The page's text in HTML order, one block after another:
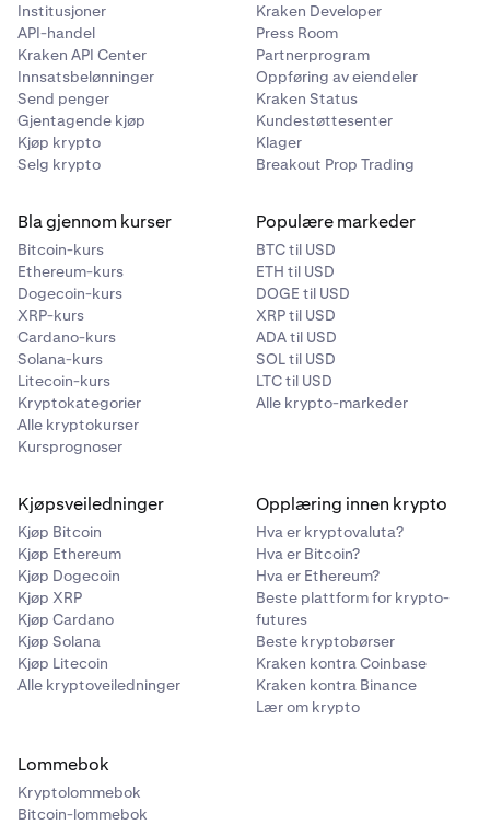
Institusjoner
API-handel
Kraken API Center
Innsatsbelønninger
Send penger
Gjentagende kjøp
Kjøp krypto
Selg krypto
Kraken Developer
Press Room
Partnerprogram
Oppføring av eiendeler
Kraken Status
Kundestøttesenter
Klager
Breakout Prop Trading
Bla gjennom kurser
Bitcoin-kurs
Ethereum-kurs
Dogecoin-kurs
XRP-kurs
Cardano-kurs
Solana-kurs
Litecoin-kurs
Kryptokategorier
Alle kryptokurser
Kursprognoser
Populære markeder
BTC til USD
ETH til USD
DOGE til USD
XRP til USD
ADA til USD
SOL til USD
LTC til USD
Alle krypto-markeder
Kjøpsveiledninger
Kjøp Bitcoin
Kjøp Ethereum
Kjøp Dogecoin
Kjøp XRP
Kjøp Cardano
Kjøp Solana
Kjøp Litecoin
Alle kryptoveiledninger
Opplæring innen krypto
Hva er kryptovaluta?
Hva er Bitcoin?
Hva er Ethereum?
Beste plattform for krypto-
futures
Beste kryptobørser
Kraken kontra Coinbase
Kraken kontra Binance
Lær om krypto
Lommebok
Kryptolommebok
Bitcoin-lommebok